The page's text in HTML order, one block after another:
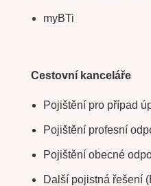
myBTi
Cestovní kanceláře
Pojištění pro případ
Pojištění profesní
Pojištění obecné
Další pojistná řešení